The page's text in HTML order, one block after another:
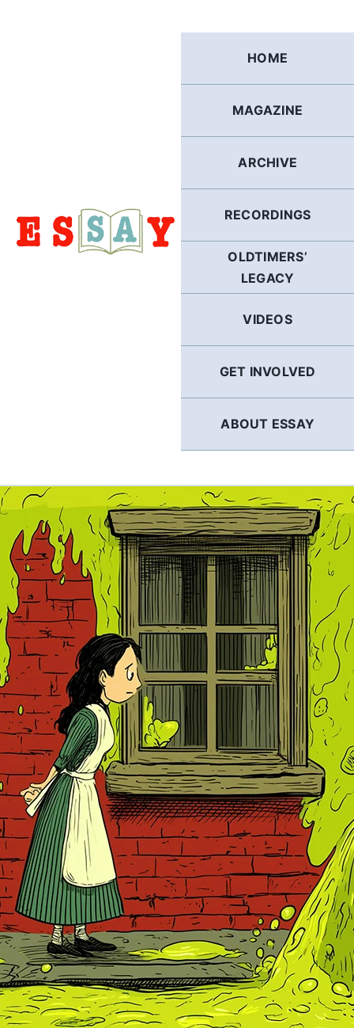
HOME
MAGAZINE
ARCHIVE
RECORDINGS
OLDTIMERS’
LEGACY
VIDEOS
GET INVOLVED
ABOUT ESSAY